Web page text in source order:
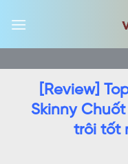
[Review]
Skinny
trôi tốt